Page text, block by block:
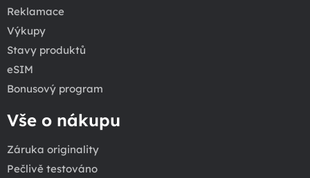
Reklamace
Výkupy
Stavy produktů
eSIM
Bonusový program
Vše o nákupu
Záruka originality
Pečlivě testováno